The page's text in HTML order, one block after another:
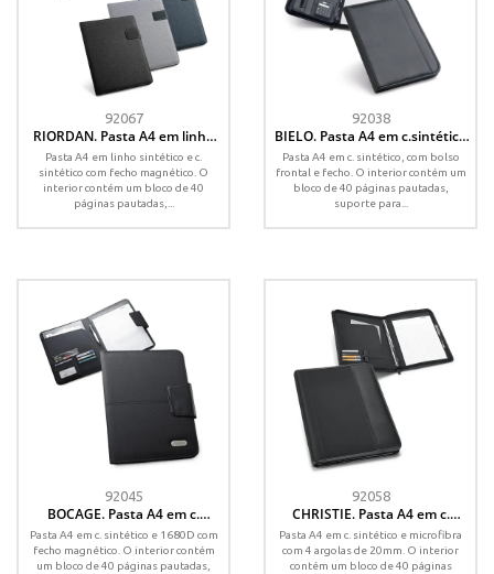
92067
RIORDAN. Pasta A4 em linho
sintético e c.sintético, com
bloco de páginas pautadas
Pasta A4 em linho sintético e c.
sintético com fecho magnético. O
interior contém um bloco de 40
páginas pautadas,...
92038
BIELO. Pasta A4 em c.sintético
com bolso frontal e fecho com
páginas pautadas
Pasta A4 em c. sintético, com bolso
frontal e fecho. O interior contém um
bloco de 40 páginas pautadas,
suporte para...
92045
BOCAGE. Pasta A4 em c.
sintético e 1680D, com bloco de
páginas pautadas
Pasta A4 em c. sintético e 1680D com
fecho magnético. O interior contém
um bloco de 40 páginas pautadas,
92058
CHRISTIE. Pasta A4 em c.
sintético e microfibra, com 4
argolas e bloco de páginas
pautadas
Pasta A4 em c. sintético e microfibra
com 4 argolas de 20mm. O interior
contém um bloco de 40 páginas